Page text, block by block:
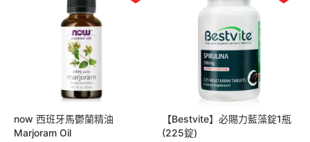
now 西班牙馬鬱蘭精油
Marjoram Oil
【Bestvite】必賜力藍藻錠1瓶
(225錠)